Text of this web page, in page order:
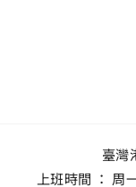
臺灣
上班時間 ： 周